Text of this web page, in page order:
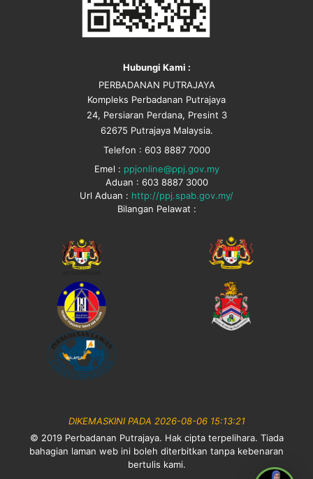
Hubungi Kami :
PERBADANAN PUTRAJAYA
Kompleks Perbadanan Putrajaya
24, Persiaran Perdana, Presint 3
62675 Putrajaya Malaysia.
Telefon : 603 8887 7000
Emel : ppjonline@ppj.gov.my
Aduan : 603 8887 3000
Url Aduan : http://ppj.spab.gov.my/
Bilangan Pelawat :
DIKEMASKINI PADA 2026-08-06 15:13:21
© 2019 Perbadanan Putrajaya. Hak cipta terpelihara. Tiada
bahagian laman web ini boleh diterbitkan tanpa kebenaran
bertulis kami.